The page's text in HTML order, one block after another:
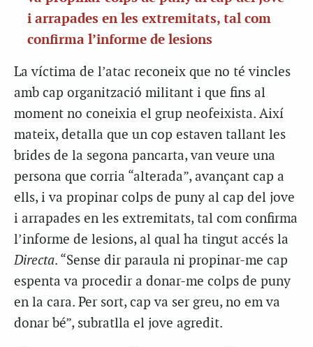
i arrapades en les extremitats, tal com
confirma l’informe de lesions
La víctima de l’atac reconeix que no té vincles
amb cap organització militant i que fins al
moment no coneixia el grup neofeixista. Així
mateix, detalla que un cop estaven tallant les
brides de la segona pancarta, van veure una
persona que corria “alterada”, avançant cap a
ells, i va propinar colps de puny al cap del jove
i arrapades en les extremitats, tal com confirma
l’informe de lesions, al qual ha tingut accés la
Directa. “Sense dir paraula ni propinar-me cap
espenta va procedir a donar-me colps de puny
en la cara. Per sort, cap va ser greu, no em va
donar bé”, subratlla el jove agredit.